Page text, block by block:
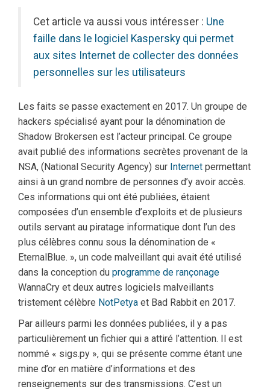
Cet article va aussi vous intéresser : Une
faille dans le logiciel Kaspersky qui permet
aux sites Internet de collecter des données
personnelles sur les utilisateurs
Les faits se passe exactement en 2017. Un groupe de
hackers spécialisé ayant pour la dénomination de
Shadow Brokersen est l’acteur principal. Ce groupe
avait publié des informations secrètes provenant de la
NSA, (National Security Agency) sur Internet permettant
ainsi à un grand nombre de personnes d’y avoir accès.
Ces informations qui ont été publiées, étaient
composées d’un ensemble d’exploits et de plusieurs
outils servant au piratage informatique dont l’un des
plus célèbres connu sous la dénomination de «
EternalBlue. », un code malveillant qui avait été utilisé
dans la conception du programme de rançonage
WannaCry et deux autres logiciels malveillants
tristement célèbre NotPetya et Bad Rabbit en 2017.
Par ailleurs parmi les données publiées, il y a pas
particulièrement un fichier qui a attiré l’attention. Il est
nommé « sigs.py », qui se présente comme étant une
mine d’or en matière d’informations et des
renseignements sur des transmissions. C’est un